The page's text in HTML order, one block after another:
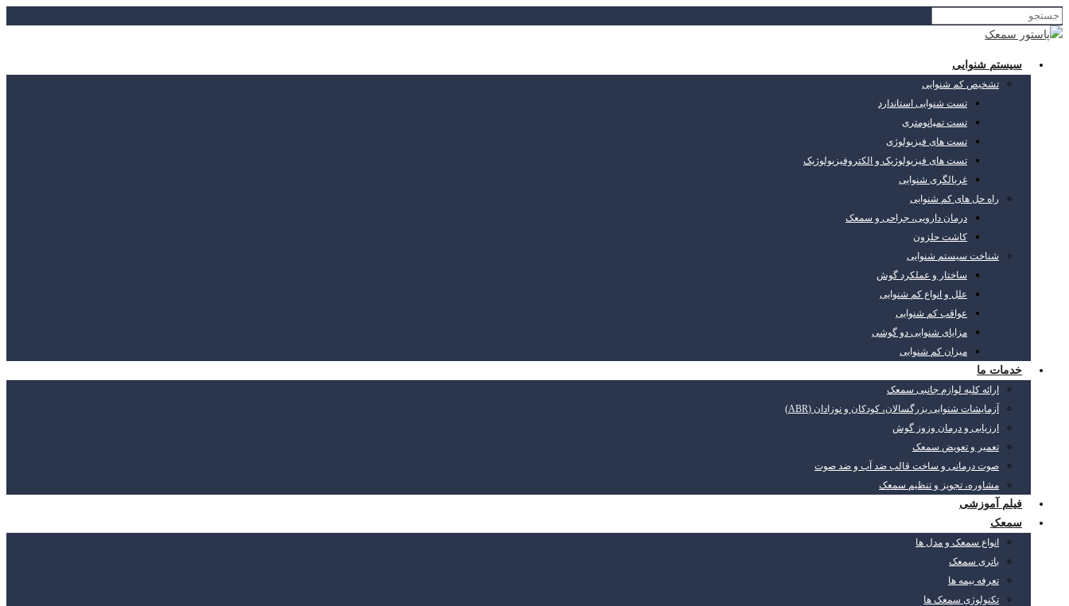
سیستم شنوایی
تشخیص کم شنوایی
تست شنوایی استاندارد
تست تمپانومتری
تست های فیزیولوژی
تست های فیزیولوژیک و الکتروفیزیولوژیک
غربالگری شنوایی
راه حل های کم شنوایی
درمان دارویی، جراحی و سمعک
کاشت حلزون
شناخت سیستم شنوایی
ساختار و عملکرد گوش
علل و انواع کم شنوایی
عواقب کم شنوایی
مزایای شنوایی دو گوشی
میزان کم شنوایی
خدمات ما
ارائه کلیه لوازم جانبی سمعک
آزمایشات شنوایی بزرگسالان، کودکان و نوزادان (ABR)
ارزیابی و درمان وزوز گوش
تعمیر و تعویض سمعک
صوت درمانی و ساخت قالب ضد آب و ضد صوت
مشاوره، تجویز و تنظیم سمعک
فیلم آموزشی
سمعک
انواع سمعک و مدل ها
باتری سمعک
تعرفه بیمه ها
تکنولوژی سمعک ها